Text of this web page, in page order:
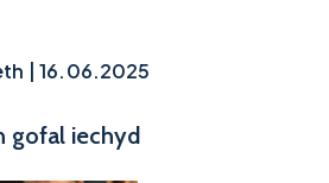
| 16.06.2025
gofal iechyd